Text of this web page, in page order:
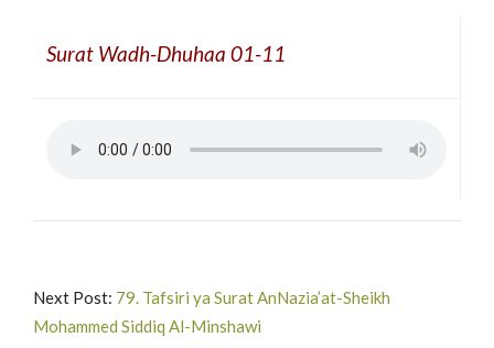
Surat Wadh-Dhuhaa 01-11
Next Post: 79. Tafsiri ya Surat AnNazia’at-Sheikh
Mohammed Siddiq Al-Minshawi